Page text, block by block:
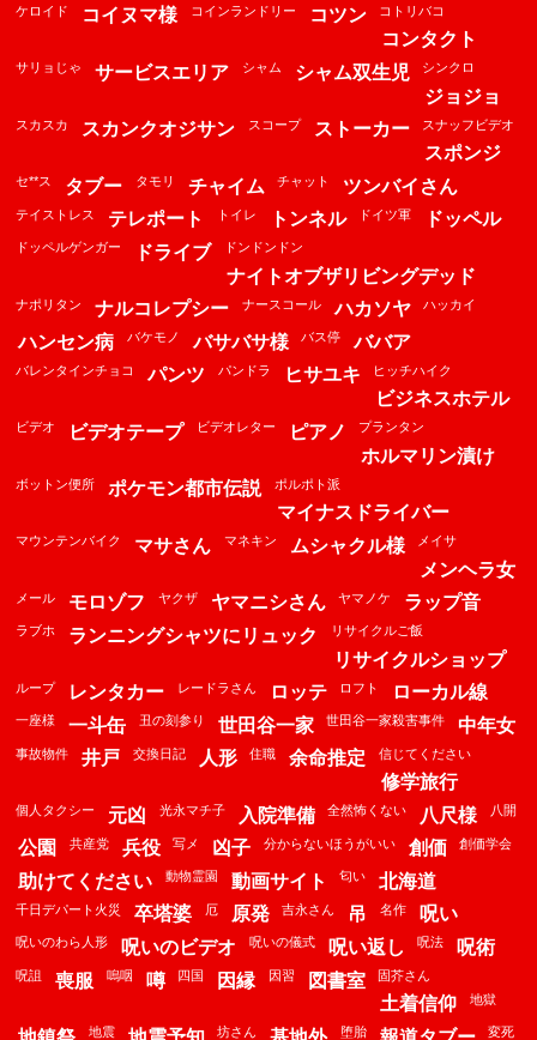
ケロイド コイヌマ様 コインランドリー コツン コトリバコ
コンタクト
サリョじゃ サービスエリア シャム シャム双生児 シンクロ
ジョジョ
スカスカ スカンクオジサン スコープ ストーカー スナッフビデオ
スポンジ
セ**ス タブー タモリ チャイム チャット ツンバイさん
テイストレス テレポート トイレ トンネル ドイツ軍 ドッペル
ドッペルゲンガー ドライブ ドンドンドン
ナイトオブザリビングデッド
ナポリタン ナルコレプシー ナースコール ハカソヤ ハッカイ
ハンセン病 バケモノ バサバサ様 バス停 ババア
バレンタインチョコ パンツ パンドラ ヒサユキ ヒッチハイク
ビジネスホテル
ビデオ ビデオテープ ビデオレター ピアノ プランタン
ホルマリン漬け
ボットン便所 ポケモン都市伝説 ポルポト派
マイナスドライバー
マウンテンバイク マサさん マネキン ムシャクル様 メイサ
メンヘラ女
メール モロゾフ ヤクザ ヤマニシさん ヤマノケ ラップ音
ラブホ ランニングシャツにリュック リサイクルご飯
リサイクルショップ
ループ レンタカー レードラさん ロッテ ロフト ローカル線
一座様 一斗缶 丑の刻参り 世田谷一家 世田谷一家殺害事件 中年女
事故物件 井戸 交換日記 人形 住職 余命推定 信じてください
修学旅行
個人タクシー 元凶 光永マチ子 入院準備 全然怖くない 八尺様 八開
公園 共産党 兵役 写メ 凶子 分からないほうがいい 創価 創価学会
助けてください 動物霊園 動画サイト 匂い 北海道
千日デパート火災 卒塔婆 厄 原発 吉永さん 吊 名作 呪い
呪いのわら人形 呪いのビデオ 呪いの儀式 呪い返し 呪法 呪術
呪詛 喪服 嗚咽 噂 四国 因縁 因習 図書室 固芥さん
土着信仰 地獄
地震 坊さん 堕胎 変死